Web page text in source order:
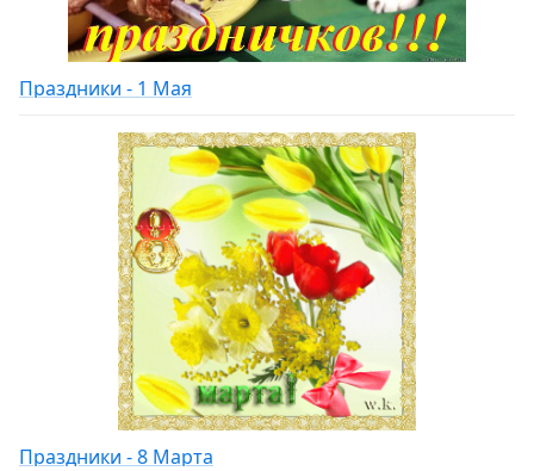
Праздники - 1 Мая
Праздники - 8 Марта